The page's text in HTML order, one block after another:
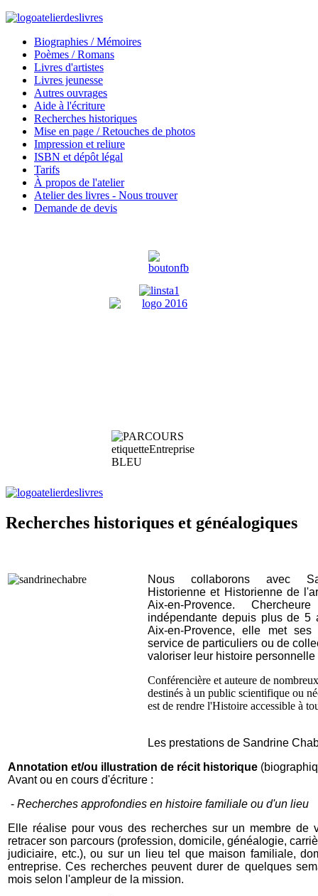
Biographies / Mémoires
Poèmes / Romans
Livres d'artistes
Livres jeunesse
Autres ouvrages
Aide à l'écriture
Recherches historiques
Mise en page / Retouches de photos
Impression et reliure
ISBN et dépôt légal
Tarifs
À propos de l'atelier
Atelier des livres - Nous trouver
Demande de devis
Recherches historiques et généalogiques
Nous collaborons avec
Historienne et Historienne de
Aix-en-Provence.
indépendante depuis plus de 5
Aix-en-Provence, elle met ses
service de particuliers ou de
valoriser leur histoire personnelle
Conférencière et auteure de
destinés à un public scientifique ou
est de rendre l'Histoire accessible à
Les prestations de Sandrine
Annotation et/ou illustration de récit historique
Avant ou en cours d'écriture :
- Recherches approfondies en histoire familiale ou d'un lieu
Elle réalise pour vous des recherches sur un membre de
retracer son parcours (profession, domicile, généalogie,
judiciaire, etc.), ou sur un lieu tel que maison familiale,
entreprise. Ces recherches peuvent durer de quelques
mois selon l'ampleur de la mission.